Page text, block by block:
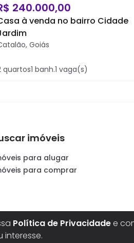
Política de Privacidadee
240.000,00
à venda no bairro Cidade
, Goiás
quartos1 banh.1 vaga(s)
imóveis
para alugar
para comprar